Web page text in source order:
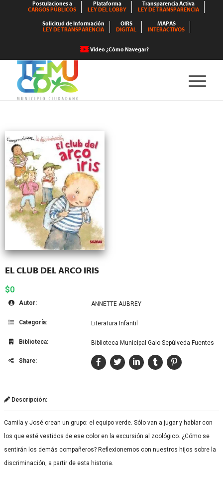
Postulaciones a
CARGOS PÚBLICOS
Plataforma
LEY DEL LOBBY
Transparencia Activa
LEY DE TRANSPARENCIA
Solicitud de Información
LEY DE TRANSPARENCIA
OIRS
DIGITAL
MAPAS
INTERACTIVOS
Video ¿Cómo Navegar?
EL CLUB DEL ARCO IRIS
$0
Autor: ANNETTE AUBREY
Categoría: Literatura Infantil
Biblioteca: Biblioteca Municipal Galo Sepúlveda Fuentes
Share:
Descripción:
Camila y José crean un grupo: el equipo verde. Sólo van a jugar y hablar con
los que esté vestidos de ese color en la excursión al zoológico. ¿Cómo se
sentirán los demás compañeros? Reflexionemos con nuestros hijos sobre la
discriminación, a partir de esta historia.